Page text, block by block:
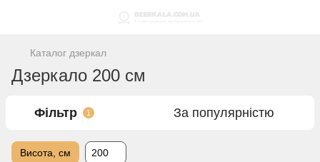
Каталог дзеркал
Дзеркало 200 см
Фільтр 1 За популярністю
Висота, см 200